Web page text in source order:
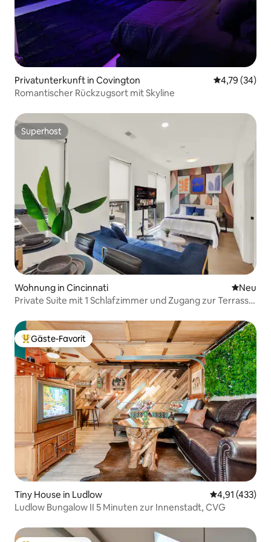
Privatunterkunft in Covington
4,79 (34)
Romantischer Rückzugsort mit Skyline
Superhost
Superhost
Wohnung in Cincinnati Neue
Neu
Private Suite mit 1 Schlafzimmer und Zugang zur Terrasse
Beliebter Gäste-Favorit.
Gäste-Favorit
Tiny House in Ludlow
4,91 (433)
Ludlow Bungalow II 5 Minuten zur Innenstadt, CVG